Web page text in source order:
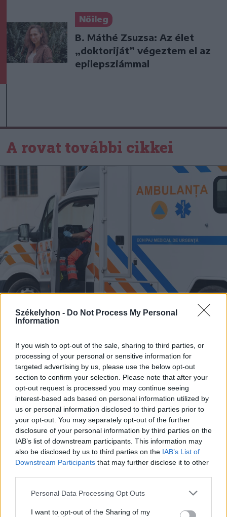
Székelyhon - Do Not Process My Personal
Information
If you wish to opt-out of the sale, sharing to third parties, or
processing of your personal or sensitive information for
targeted advertising by us, please use the below opt-out
section to confirm your selection. Please note that after your
opt-out request is processed you may continue seeing
interest-based ads based on personal information utilized by
us or personal information disclosed to third parties prior to
your opt-out. You may separately opt-out of the further
disclosure of your personal information by third parties on the
IAB’s list of downstream participants. This information may
also be disclosed by us to third parties on the IAB’s List of
Downstream Participants that may further disclose it to other
Personal Data Processing Opt Outs
I want to opt-out of the Sharing of my
Nőileg
B. Máthé Zsuzsa: Az élet
„doktoriját” végeztem el az
epilepsziámmal
A rovat további cikkei
Fejszékkel támadtak a mentősökre
egy TikTokon terjedő álhír miatt –
videóval